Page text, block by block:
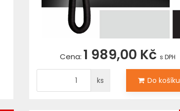
Cena: 1 989,00 Kč s DPH
ks Do košíku